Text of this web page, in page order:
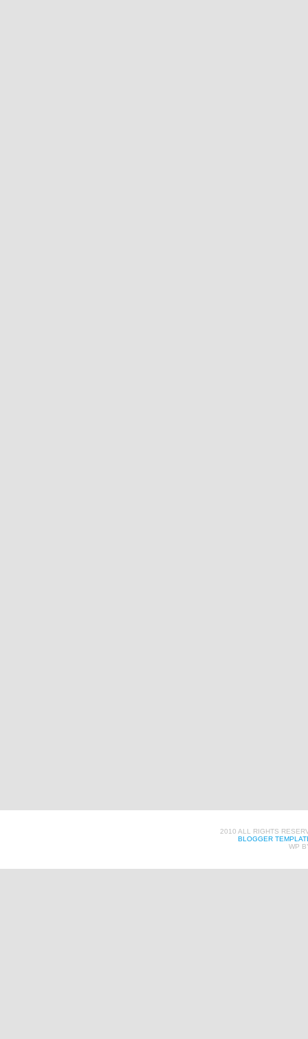
2010 ALL RIGHTS
BLOGGER
WP